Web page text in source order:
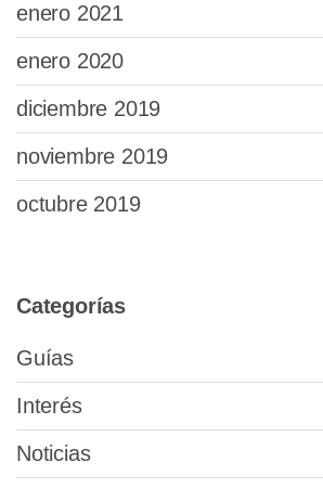
enero 2021
enero 2020
diciembre 2019
noviembre 2019
octubre 2019
Categorías
Guías
Interés
Noticias